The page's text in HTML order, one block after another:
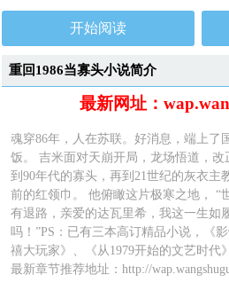
开始阅读
重回1986当寡头小说简介
最新网址：
魂穿86年，人在苏联。好消息，端上了
饭。 吉米面对天崩开局，龙场悟道，改
到90年代的寡头，再到21世纪的灰衣主
前的红领巾。 他俯瞰这片极寒之地， “
有退路，亲爱的达瓦里希，我这一生如
吗！”PS：已有三本高订精品小说，《
禧大玩家》、《从1979开始的文艺时代
最新章节推荐地址：http://